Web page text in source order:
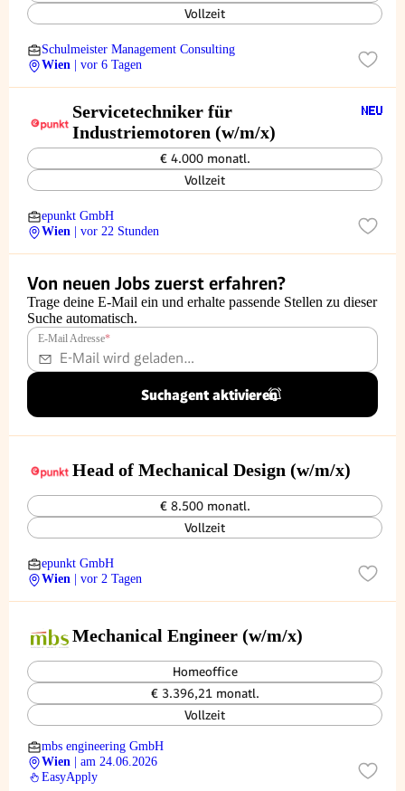
Vollzeit
Schulmeister Management Consulting
Wien
| vor 6 Tagen
Servicetechniker für
Industriemotoren (w/m/x)
€ 4.000 monatl.
Vollzeit
epunkt GmbH
Wien
| vor 22 Stunden
Von neuen Jobs zuerst erfahren?
Trage deine E-Mail ein und erhalte passende Stellen zu dieser
Suche automatisch.
E-Mail Adresse*
Suchagent aktivieren
Head of Mechanical Design (w/m/x)
€ 8.500 monatl.
Vollzeit
epunkt GmbH
Wien
| vor 2 Tagen
Mechanical Engineer (w/m/x)
Homeoffice
€ 3.396,21 monatl.
Vollzeit
mbs engineering GmbH
Wien
| am 24.06.2026
EasyApply